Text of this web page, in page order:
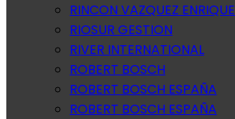
RINCON VAZQUEZ ENRIQUE
RIOSUR GESTION
RIVER INTERNATIONAL
ROBERT BOSCH
ROBERT BOSCH ESPAÑA
ROBERT BOSCH ESPAÑA